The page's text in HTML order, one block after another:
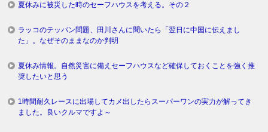
夏休みに被災した時のセーフハウスを考える。その２
ラッコのテッパン問題、田川さんに聞いたら「翌日に中国に伝えまし
た」。なぜそのままなのか判明
夏休み情報。自然災害に備えセーフハウスなど確保しておくことを強く推
奨したいと思う
1時間耐久レースに出場してカメ出したらスーパーワンの実力が解ってき
ました。良いクルマですよ～